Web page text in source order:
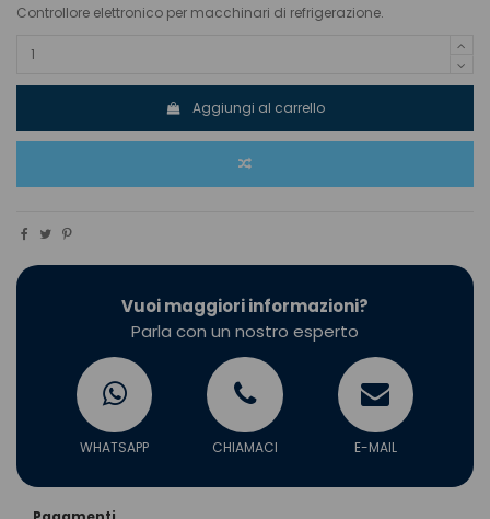
Controllore elettronico per macchinari di refrigerazione.
Aggiungi al carrello
Vuoi maggiori informazioni?
Parla con un nostro esperto
WHATSAPP CHIAMACI E-MAIL